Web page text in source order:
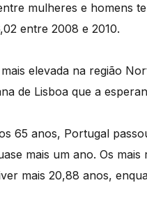
mulheres e homens
entre 2008 e 2010.
elevada na região
de Lisboa que a
65 anos, Portugal
mais um ano. Os
mais 20,88 anos,